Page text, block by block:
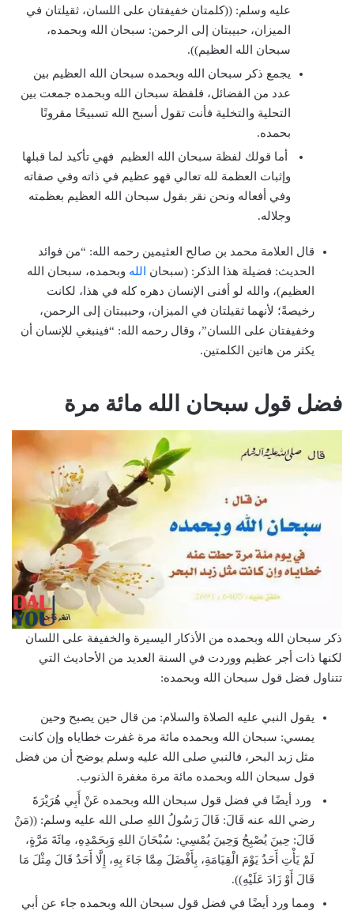
عليه وسلم: ((كلمتان خفيفتان على اللسان، ثقيلتان في
الميزان، حبيبتان إلى الرحمن: سبحان الله وبحمده،
سبحان الله العظيم)).
يجمع ذكر سبحان الله وبحمده سبحان الله العظيم بين
عدد من الفضائل، فلفظة سبحان الله وبحمده جمعت بين
التحلية والتخلية فأنت تقول أسبح الله تسبيحًا مقرونًا
بحمده.
أما قولك لفظة سبحان الله العظيم فهي تأكيد لما قبلها
وإثبات العظمة لله تعالي فهو عظيم في ذاته وفي صفاته
وفي أفعاله ونحن نقر بقول سبحان الله العظيم بعظمته
وجلاله.
قال العلامة محمد بن صالح العثيمين رحمه الله: “من فوائد
الحديث: فضيلة هذا الذكر: (سبحان الله وبحمده، سبحان الله
العظيم)، والله لو أفنى الإنسان دهره كله في هذا، لكانت
رخيصةً؛ لأنهما ثقيلتان في الميزان، وحبيبتان إلى الرحمن،
وخفيفتان على اللسان”، وقال رحمه الله: “فينبغي للإنسان أن
يكثر من هاتين الكلمتين.
فضل قول سبحان الله مائة مرة
ذكر سبحان الله وبحمده من الأذكار اليسيرة والخفيفة على اللسان
لكنها ذات أجر عظيم ووردت في السنة العديد من الأحاديث التي
تتناول فضل قول سبحان الله وبحمده:
يقول النبي عليه الصلاة والسلام: من قال حين يصبح وحين
يمسي: سبحان الله وبحمده مائة مرة غفرت خطاياه وإن كانت
مثل زبد البحر، فالنبي صلى الله عليه وسلم يوضح أن من فضل
قول سبحان الله وبحمده مائة مرة مغفرة الذنوب.
ورد أيضًا في فضل قول سبحان الله وبحمده عَنْ أَبِي هُرَيْرَةَ
رضي الله عنه قَالَ: قَالَ رَسُولُ اللهِ صلى الله عليه وسلم: ((مَنْ
قَالَ: حِينَ يُصْبِحُ وَحِينَ يُمْسِي: سُبْحَانَ اللهِ وَبِحَمْدِهِ، مِائَةَ مَرَّةٍ،
لَمْ يَأْتِ أَحَدٌ يَوْمَ الْقِيَامَةِ، بِأَفْضَلَ مِمَّا جَاءَ بِهِ، إِلَّا أَحَدٌ قَالَ مِثْلَ مَا
قَالَ أَوْ زَادَ عَلَيْهِ)).
ومما ورد أيضًا في فضل قول سبحان الله وبحمده جاء عن أبي